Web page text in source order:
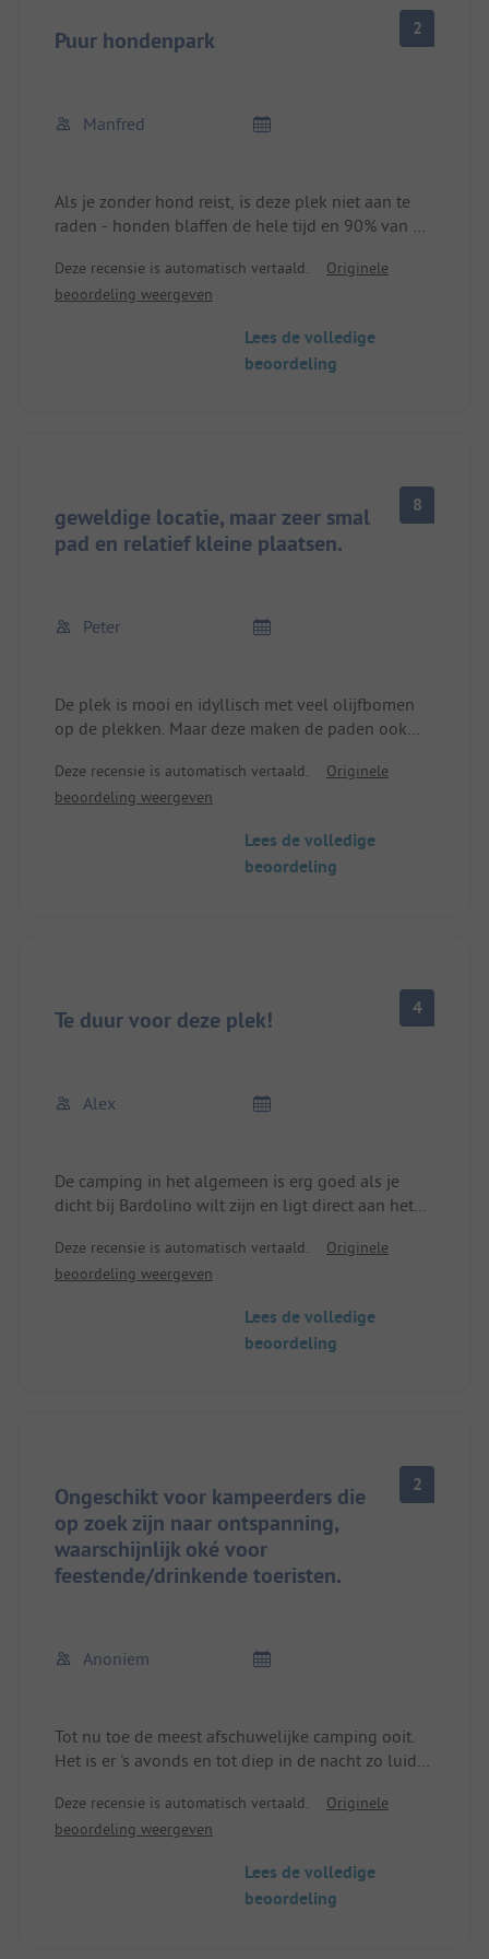
Puur hondenpark 2
Manfred
Als je zonder hond reist, is deze plek niet aan te
raden - honden blaffen de hele tijd en 90% van de
Deze recensie is automatisch vertaald.
Originele
beoordeling weergeven
Lees de volledige
beoordeling
geweldige locatie, maar zeer smal
pad en relatief kleine plaatsen.
8
Peter
De plek is mooi en idyllisch met veel olijfbomen
op de plekken. Maar deze maken de paden ook
rest past alles hier. Schoon sanitair, een klein
winkeltje met alles wat je nodig hebt, alles kost
fiets in 10 minuten. Helaas is het zwembad begin
oktober al gesloten, maar het meer is goed
Deze recensie is automatisch vertaald.
Originele
beoordeling weergeven
Lees de volledige
beoordeling
Te duur voor deze plek! 4
Alex
De camping in het algemeen is erg goed als je
dicht bij Bardolino wilt zijn en ligt direct aan het
Sanitair is eigenlijk schoon maar verouderd.
laagseizoen (camper + 2 personen), 5* camping bij
Lazise kostte 23€ per nacht met gloednieuw
zwembadgedeelte is ok maar er was eind
september niemand...
Teleurgesteld gewoon vanwege de prijs die niet
gerechtvaardigd is en de CP maakt er misbruik van
Deze recensie is automatisch vertaald.
Originele
beoordeling weergeven
Lees de volledige
beoordeling
Ongeschikt voor kampeerders die
op zoek zijn naar ontspanning,
waarschijnlijk oké voor
feestende/drinkende toeristen.
2
Anoniem
Tot nu toe de meest afschuwelijke camping ooit.
Het is er 's avonds en tot diep in de nacht zo luid
en bars met life muziek. We hadden een constante
80 dB op de camping tot 23:30 op een avond. Het
receptionisten geven niets om klachten en wijzen
erop dat het strand privé is en de bars hun zaak
Deze recensie is automatisch vertaald.
Originele
beoordeling weergeven
Lees de volledige
beoordeling